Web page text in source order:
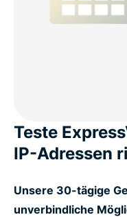
Teste
IP-Adressen
Unsere 30-tägige
unverbindliche